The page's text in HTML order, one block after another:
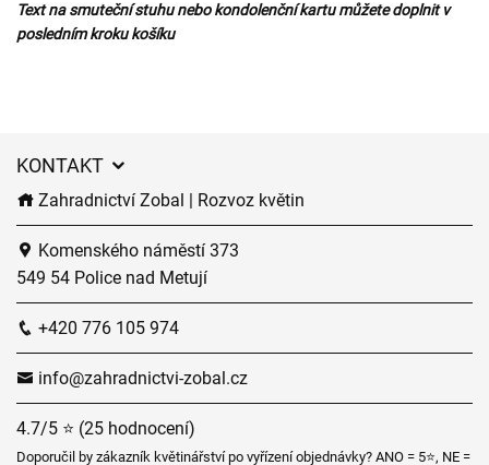
Text na smuteční stuhu nebo kondolenční kartu můžete doplnit v
posledním kroku košíku
KONTAKT
Zahradnictví Zobal | Rozvoz květin
Komenského náměstí 373
549 54 Police nad Metují
+420 776 105 974
info@zahradnictvi-zobal.cz
4.7/5 ⭐ (25 hodnocení)
Doporučil by zákazník květinářství po vyřízení objednávky? ANO = 5⭐, NE =